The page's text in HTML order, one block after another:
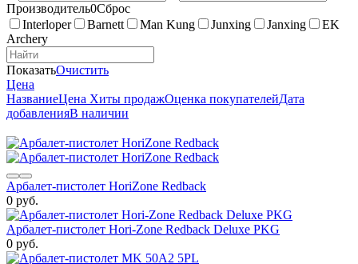
Производитель0Сброс
Interloper
Barnett Man Kung Junxing Janxing
EK
Archery
ПоказатьОчистить
Цена
НазваниеЦена Хиты продажОценка покупателейДата
добавленияВ наличии
Арбалет-пистолет HoriZone Redback
0 руб.
Арбалет-пистолет Hori-Zone Redback Deluxe PKG
0 руб.